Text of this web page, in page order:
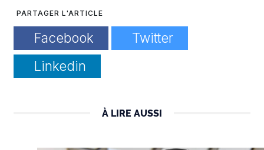
PARTAGER L'ARTICLE
Facebook
Twitter
Linkedin
À LIRE AUSSI